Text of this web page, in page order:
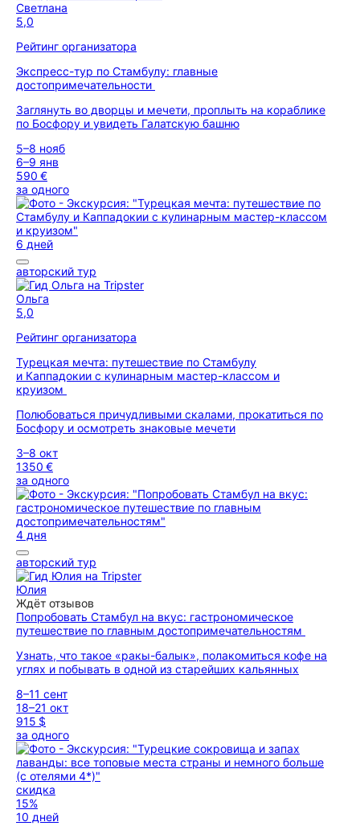
Светлана
5,0
Рейтинг организатора
Экспресс-тур по Стамбулу: главные
достопримечательности
Заглянуть во дворцы и мечети, проплыть на кораблике
по Босфору и увидеть Галатскую башню
5–8 нояб
6–9 янв
590 €
за одного
6 дней
авторский тур
Ольга
5,0
Рейтинг организатора
Турецкая мечта: путешествие по Стамбулу
и Каппадокии с кулинарным мастер-классом и
круизом
Полюбоваться причудливыми скалами, прокатиться по
Босфору и осмотреть знаковые мечети
3–8 окт
1350 €
за одного
4 дня
авторский тур
Юлия
Ждёт отзывов
Попробовать Стамбул на вкус: гастрономическое
путешествие по главным достопримечательностям
Узнать, что такое «ракы-балык», полакомиться кофе на
углях и побывать в одной из старейших кальянных
8–11 сент
18–21 окт
915 $
за одного
скидка
15%
10 дней